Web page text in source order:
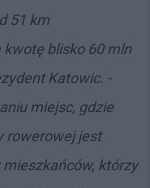
51 km
blisko 60 mln
Katowic. -
miejsc, gdzie
rowerowej jest
którzy